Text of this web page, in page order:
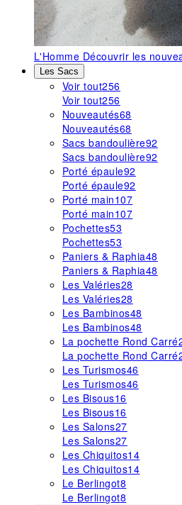
L'Homme Découvrir les
Les Sacs
Voir tout256
Voir tout256
Nouveautés68
Nouveautés68
Sacs bandoulière92
Sacs bandoulière92
Porté épaule92
Porté épaule92
Porté main107
Porté main107
Pochettes53
Pochettes53
Paniers & Raphia48
Paniers & Raphia48
Les Valéries28
Les Valéries28
Les Bambinos48
Les Bambinos48
La pochette Rond Carré
La pochette Rond Carré
Les Turismos46
Les Turismos46
Les Bisous16
Les Bisous16
Les Salons27
Les Salons27
Les Chiquitos14
Les Chiquitos14
Le Berlingot8
Le Berlingot8